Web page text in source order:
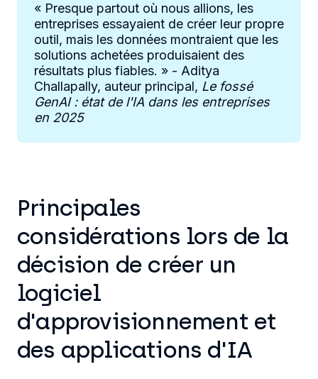
« Presque partout où nous allions, les
entreprises essayaient de créer leur propre
outil, mais les données montraient que les
solutions achetées produisaient des
résultats plus fiables. » - Aditya
Challapally, auteur principal, Le fossé
GenAI : état de l'IA dans les entreprises
en 2025
Principales
considérations lors de la
décision de créer un
logiciel
d'approvisionnement et
des applications d'IA